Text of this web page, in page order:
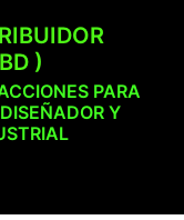
)
PARA
Y